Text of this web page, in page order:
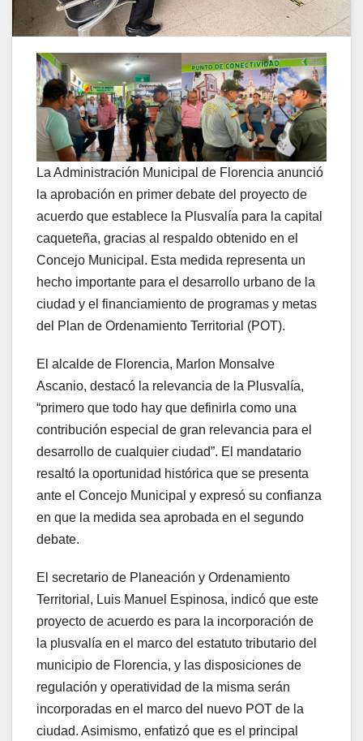
La Administración Municipal de Florencia anunció
la aprobación en primer debate del proyecto de
acuerdo que establece la Plusvalía para la capital
caqueteña, gracias al respaldo obtenido en el
Concejo Municipal. Esta medida representa un
hecho importante para el desarrollo urbano de la
ciudad y el financiamiento de programas y metas
del Plan de Ordenamiento Territorial (POT).
El alcalde de Florencia, Marlon Monsalve
Ascanio, destacó la relevancia de la Plusvalía,
“primero que todo hay que definirla como una
contribución especial de gran relevancia para el
desarrollo de cualquier ciudad”. El mandatario
resaltó la oportunidad histórica que se presenta
ante el Concejo Municipal y expresó su confianza
en que la medida sea aprobada en el segundo
debate.
El secretario de Planeación y Ordenamiento
Territorial, Luis Manuel Espinosa, indicó que este
proyecto de acuerdo es para la incorporación de
la plusvalía en el marco del estatuto tributario del
municipio de Florencia, y las disposiciones de
regulación y operatividad de la misma serán
incorporadas en el marco del nuevo POT de la
ciudad. Asimismo, enfatizó que es el principal